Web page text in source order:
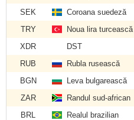
SEK
Coroana suedeză
TRY
Noua lira turcească
XDR
DST
RUB
Rubla rusească
BGN
Leva bulgarească
ZAR
Randul sud-african
BRL
Realul brazilian